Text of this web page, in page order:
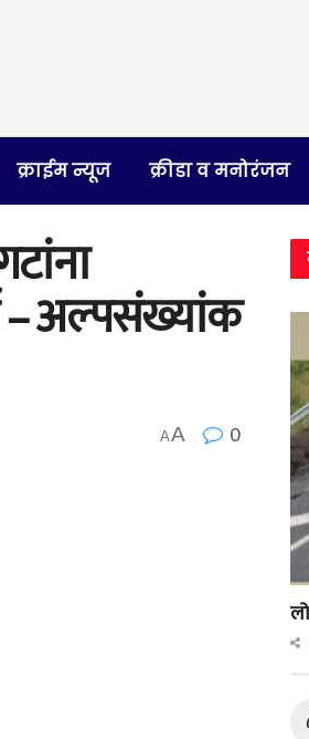
क्राईम न्यूज क्रीडा व मनोरंजन
– अल्पसंख्यांक
AA 0